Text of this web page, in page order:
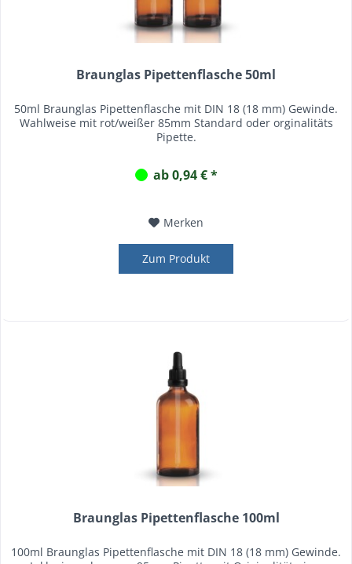
Braunglas Pipettenflasche 50ml
50ml Braunglas Pipettenflasche mit DIN 18 (18 mm) Gewinde.
Wahlweise mit rot/weißer 85mm Standard oder orginalitäts
Pipette.
ab 0,94 € *
Merken
Zum Produkt
Braunglas Pipettenflasche 100ml
100ml Braunglas Pipettenflasche mit DIN 18 (18 mm) Gewinde.